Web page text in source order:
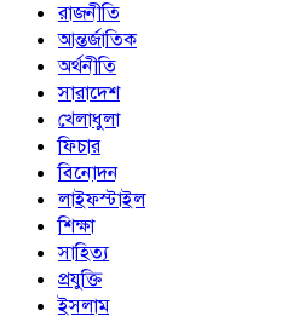
রাজনীতি
আন্তর্জাতিক
অর্থনীতি
সারাদেশ
খেলাধুলা
ফিচার
বিনোদন
লাইফস্টাইল
শিক্ষা
সাহিত্য
প্রযুক্তি
ইসলাম